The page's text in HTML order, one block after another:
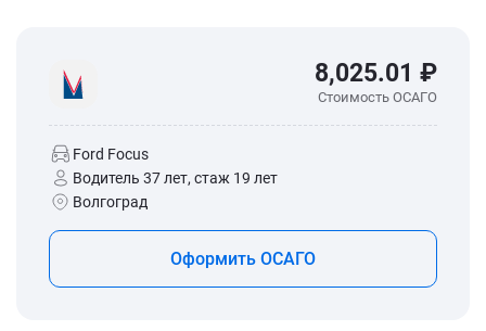
8,025.01 ₽
Стоимость ОСАГО
Ford Focus
Водитель 37 лет, стаж 19 лет
Волгоград
Оформить ОСАГО